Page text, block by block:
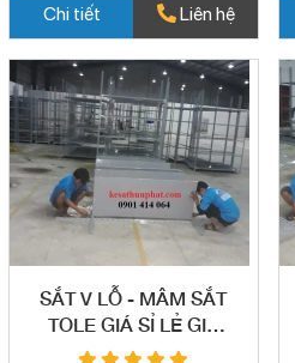
Chi tiết Liên hệ
SẮT V LỖ - MÂM SẮT
TOLE GIÁ SỈ LẺ GIÁ
RẺ BÌNH TÂN 02